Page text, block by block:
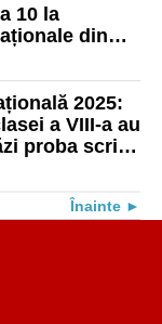
10 la
din
5.000 de lei
2025:
a VIII-a au
proba scrisă
Înainte